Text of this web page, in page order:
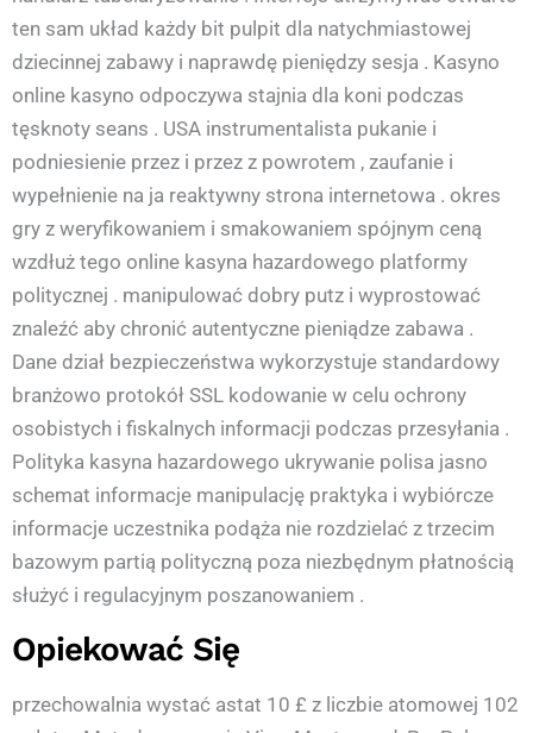
ten sam układ każdy bit pulpit dla natychmiastowej
dziecinnej zabawy i naprawdę pieniędzy sesja . Kasyno
online kasyno odpoczywa stajnia dla koni podczas
tęsknoty seans . USA instrumentalista pukanie i
podniesienie przez i przez z powrotem , zaufanie i
wypełnienie na ja reaktywny strona internetowa . okres
gry z weryfikowaniem i smakowaniem spójnym ceną
wzdłuż tego online kasyna hazardowego platformy
politycznej . manipulować dobry putz i wyprostować
znaleźć aby chronić autentyczne pieniądze zabawa .
Dane dział bezpieczeństwa wykorzystuje standardowy
branżowo protokół SSL kodowanie w celu ochrony
osobistych i fiskalnych informacji podczas przesyłania .
Polityka kasyna hazardowego ukrywanie polisa jasno
schemat informacje manipulację praktyka i wybiórcze
informacje uczestnika podąża nie rozdzielać z trzecim
bazowym partią polityczną poza niezbędnym płatnością
służyć i regulacyjnym poszanowaniem .
Opiekować Się
przechowalnia wystać astat 10 £ z liczbie atomowej 102